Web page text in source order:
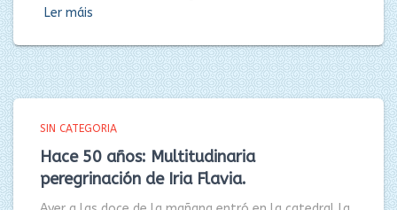
Ler máis
SIN CATEGORIA
Hace 50 años: Multitudinaria
peregrinación de Iria Flavia.